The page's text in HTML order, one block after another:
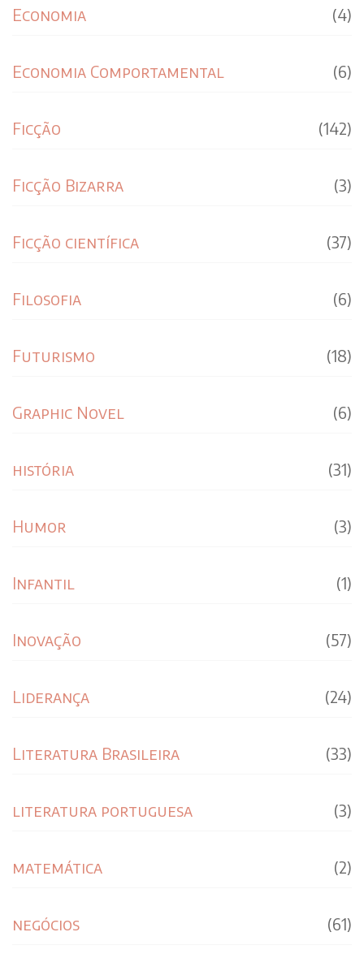
Economia (4)
Economia Comportamental (6)
Ficção (142)
Ficção Bizarra (3)
Ficção científica (37)
Filosofia (6)
Futurismo (18)
Graphic Novel (6)
história (31)
Humor (3)
Infantil (1)
Inovação (57)
Liderança (24)
Literatura Brasileira (33)
literatura portuguesa (3)
matemática (2)
negócios (61)